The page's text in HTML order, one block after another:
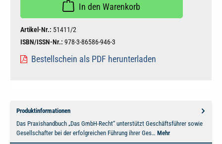
In den Warenkorb
Artikel-Nr.: 51411/2
ISBN/ISSN-Nr.: 978-3-86586-946-3
Bestellschein als PDF herunterladen
Produktinformationen
Das Praxishandbuch „Das GmbH-Recht“ unterstützt Geschäftsführer sowie
Gesellschafter bei der erfolgreichen Führung ihrer Ges… Mehr